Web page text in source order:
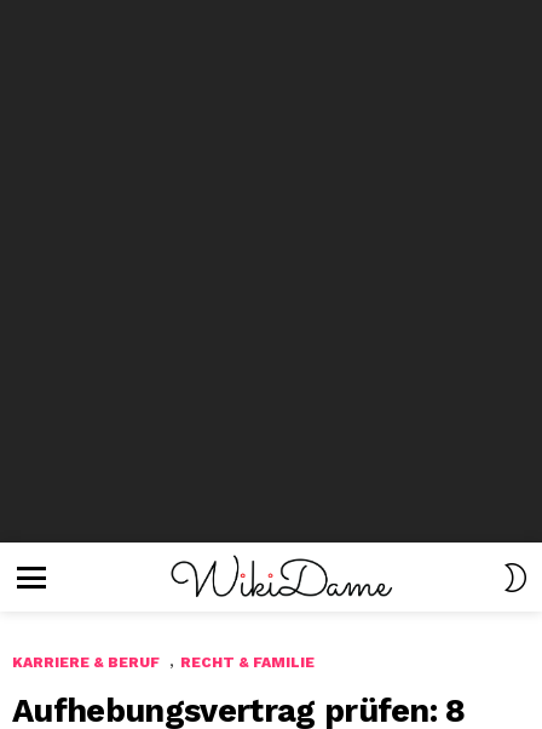
KARRIERE & BERUF , RECHT & FAMILIE
Aufhebungsvertrag prüfen: 8